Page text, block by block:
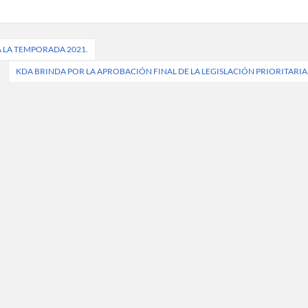
LA TEMPORADA 2021.
KDA BRINDA POR LA APROBACIÓN FINAL DE LA LEGISLACIÓN